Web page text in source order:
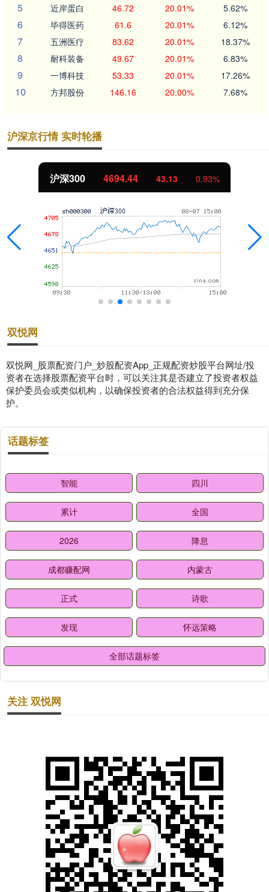
5 近岸蛋白 46.72 20.01% 5.62%
6 毕得医药 61.6 20.01% 6.12%
7 五洲医疗 83.62 20.01% 18.37%
8 耐科装备 49.67 20.01% 6.83%
9 一博科技 53.33 20.01% 17.26%
10 方邦股份 146.16 20.00% 7.68%
沪深京行情 实时轮播
沪深300 4694.44 43.13 0.93%
双悦网
双悦网_股票配资门户_炒股配资App_正规配资炒股平台网址/投
资者在选择股票配资平台时，可以关注其是否建立了投资者权益
保护委员会或类似机构，以确保投资者的合法权益得到充分保
护。
话题标签
智能 四川
累计 全国
2026 降息
成都赚配网 内蒙古
正式 诗歌
发现 怀远策略
全部话题标签
关注 双悦网